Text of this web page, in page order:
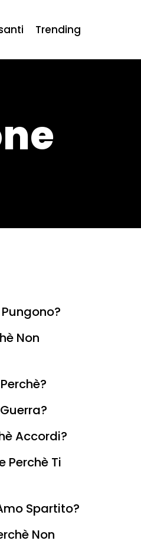
Trending
Non
Accordi?
Perchè Ti
Spartito?
Non